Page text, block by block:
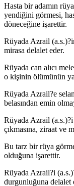
Hasta bir adamın
yendiğini görmesi,
döneceğine işarettir.
Rüyada Azrail
mirasa delalet eder.
Rüyada can alıcı
o kişinin ölümünün
Rüyada Azrail?e
belasından emin
Rüyada Azrail (a.s.)?i
çıkmasına, ziraat ve
Bu tarz bir rüya
olduğuna işarettir.
Rüyada Azrail?i
durgunluğuna delalet